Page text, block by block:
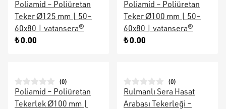
Poliamid – Poliüretan
Teker Ø125 mm | 50–
60x80 | vatansera®
₺ 0.00
Poliamid – Poliüretan
Teker Ø100 mm | 50–
60x80 | vatansera®
₺ 0.00
(0)
Poliamid – Poliüretan
Tekerlek Ø100 mm |
(0)
Rulmanlı Sera Hasat
Arabası Tekerleği –